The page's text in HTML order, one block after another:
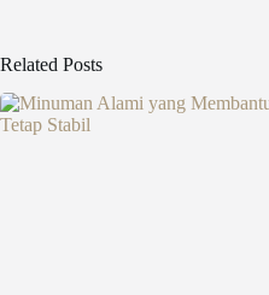
Related Posts